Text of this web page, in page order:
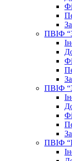
ПВІФ
ПВІФ
ПВІФ